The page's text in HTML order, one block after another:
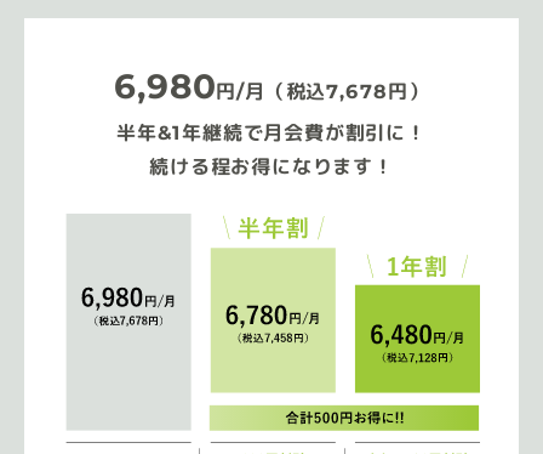
6,980円/月（税込7,678円）
半年&1年継続で月会費が割引に！
続ける程お得になります！